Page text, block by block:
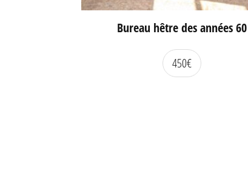
Bureau hêtre des années 60
450€